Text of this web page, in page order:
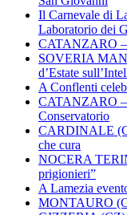
Il Carnevale di
Laboratorio dei
CATANZARO –
SOVERIA
d’Estate
A Conflenti
CATANZARO –
Conservatorio
CARDINALE
che cura
NOCERA
prigionieri”
A Lamezia
MONTAURO